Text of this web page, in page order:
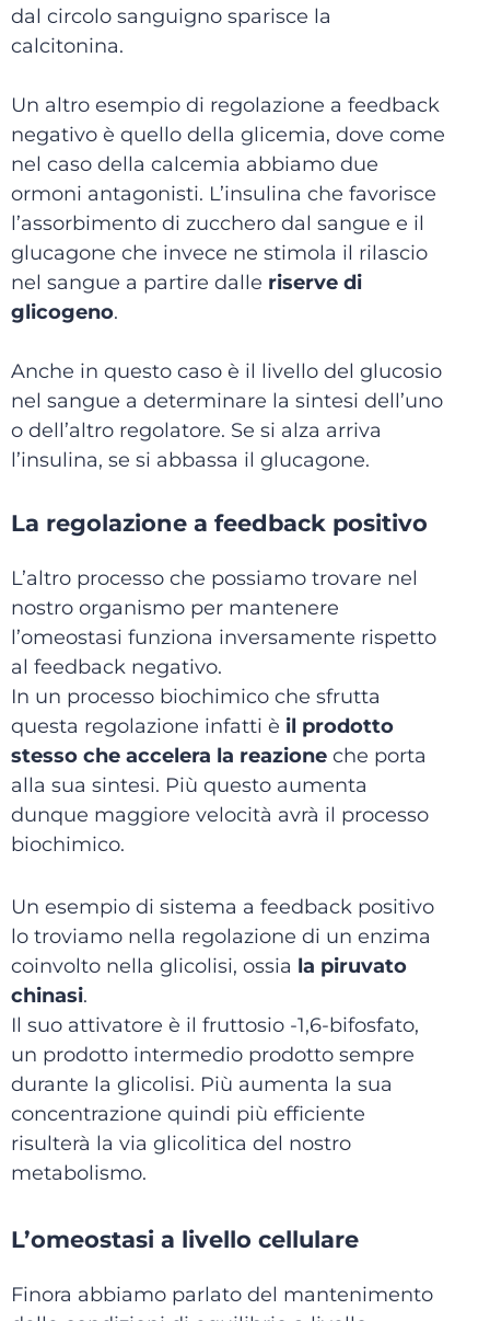
dal circolo sanguigno sparisce la
calcitonina.
Un altro esempio di regolazione a feedback
negativo è quello della glicemia, dove come
nel caso della calcemia abbiamo due
ormoni antagonisti. L’insulina che favorisce
l’assorbimento di zucchero dal sangue e il
glucagone che invece ne stimola il rilascio
nel sangue a partire dalle riserve di
glicogeno.
Anche in questo caso è il livello del glucosio
nel sangue a determinare la sintesi dell’uno
o dell’altro regolatore. Se si alza arriva
l’insulina, se si abbassa il glucagone.
La regolazione a feedback positivo
L’altro processo che possiamo trovare nel
nostro organismo per mantenere
l’omeostasi funziona inversamente rispetto
al feedback negativo.
In un processo biochimico che sfrutta
questa regolazione infatti è il prodotto
stesso che accelera la reazione che porta
alla sua sintesi. Più questo aumenta
dunque maggiore velocità avrà il processo
biochimico.
Un esempio di sistema a feedback positivo
lo troviamo nella regolazione di un enzima
coinvolto nella glicolisi, ossia la piruvato
chinasi.
Il suo attivatore è il fruttosio -1,6-bifosfato,
un prodotto intermedio prodotto sempre
durante la glicolisi. Più aumenta la sua
concentrazione quindi più efficiente
risulterà la via glicolitica del nostro
metabolismo.
L’omeostasi a livello cellulare
Finora abbiamo parlato del mantenimento